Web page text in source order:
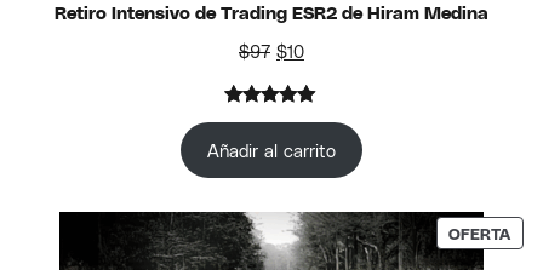
Retiro Intensivo de Trading ESR2 de Hiram Medina
$97 El precio original era: $97.
$10El precio actual es: $10.
Valorado
con 5.00
de 5 en
1
valoración
de un
Añadir al carrito
OFERTA